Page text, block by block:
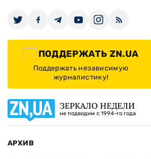
ПОДДЕРЖАТЬ ZN.UA
Поддержать независимую
журналистику!
ЗЕРКАЛО НЕДЕЛИ
не подводим с 1994-го года
АРХИВ